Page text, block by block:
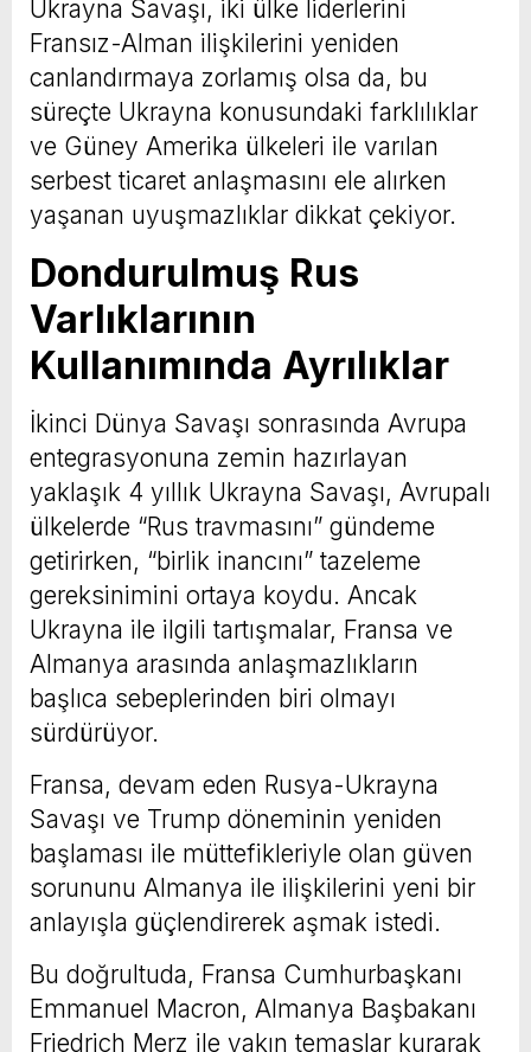
Ukrayna Savaşı, iki ülke liderlerini
Fransız-Alman ilişkilerini yeniden
canlandırmaya zorlamış olsa da, bu
süreçte Ukrayna konusundaki farklılıklar
ve Güney Amerika ülkeleri ile varılan
serbest ticaret anlaşmasını ele alırken
yaşanan uyuşmazlıklar dikkat çekiyor.
Dondurulmuş Rus
Varlıklarının
Kullanımında Ayrılıklar
İkinci Dünya Savaşı sonrasında Avrupa
entegrasyonuna zemin hazırlayan
yaklaşık 4 yıllık Ukrayna Savaşı, Avrupalı
ülkelerde “Rus travmasını” gündeme
getirirken, “birlik inancını” tazeleme
gereksinimini ortaya koydu. Ancak
Ukrayna ile ilgili tartışmalar, Fransa ve
Almanya arasında anlaşmazlıkların
başlıca sebeplerinden biri olmayı
sürdürüyor.
Fransa, devam eden Rusya-Ukrayna
Savaşı ve Trump döneminin yeniden
başlaması ile müttefikleriyle olan güven
sorununu Almanya ile ilişkilerini yeni bir
anlayışla güçlendirerek aşmak istedi.
Bu doğrultuda, Fransa Cumhurbaşkanı
Emmanuel Macron, Almanya Başbakanı
Friedrich Merz ile yakın temaslar kurarak